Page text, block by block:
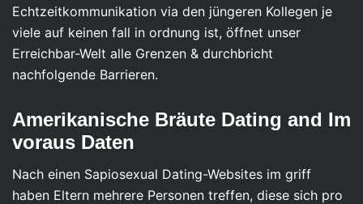
Echtzeitkommunikation via den jüngeren Kollegen je
viele auf keinen fall in ordnung ist, öffnet unser
Erreichbar-Welt alle Grenzen & durchbricht
nachfolgende Barrieren.
Amerikanische Bräute Dating and Im
voraus Daten
Nach einen Sapiosexual Dating-Websites im griff
haben Eltern mehrere Personen treffen, diese sich pro